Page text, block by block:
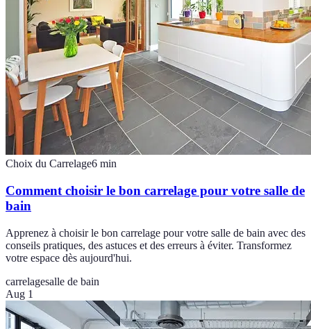
Choix du Carrelage6 min
Comment choisir le bon carrelage pour votre salle de
bain
Apprenez à choisir le bon carrelage pour votre salle de bain avec des
conseils pratiques, des astuces et des erreurs à éviter. Transformez
votre espace dès aujourd'hui.
carrelagesalle de bain
Aug 1